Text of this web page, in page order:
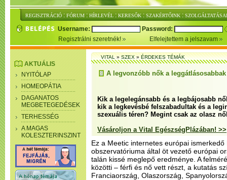
REGISZTRÁCIÓ : FÓRUM : HÍRLEVÉL : KERESŐK : SZAKÉRTŐINK :
Username:
Password:
Regisztrálni szeretnék!
Elfelejtettem a jelszavam
AKTUÁLIS
NYITÓLAP
HOMEOPÁTIA
DAGANATOS
MEGBETEGEDÉSEK
TERHESSÉG
A MAGAS
KOLESZTERINSZINT
VITAL»SZEX»ÉRDEKES TÉMÁK
A legvonzóbb nők a leggátlásosabbak
Kik a legelegánsabb és a legbájosabb
kik a legkevésbé felszabadultak és a
szexuális téren? Megint csak az olasz
Vásároljon a Vital EgészségPlázában! >>
Ez a Meetic internetes európai ismerkedő
obszervatóriuma által öt vezető európai
talán kissé meglepő eredménye. A
közötti – férfi és nő vett részt, a kutatás
Franciaország, Olaszország,